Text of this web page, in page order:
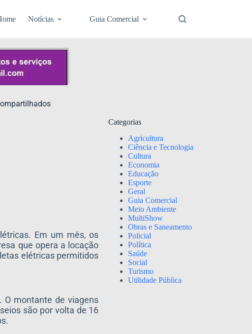
Notícias Guia Comercial
Em um mês, os
que opera a locação
elétricas permitidos
O montante de viagens
são por volta de 16
Categorias
Agricultura
Ciência e Tecnologia
Cultura
Economia
Educação
Esporte
Geral
Guia Comercial
Meio Ambiente
MultiShow
Obras e Saneamento
Policial
Política
Saúde
Social
Turismo
Utilidade Pública